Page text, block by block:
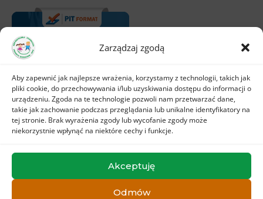
Zarządzaj zgodą
Aby zapewnić jak najlepsze wrażenia, korzystamy z technologii, takich jak
pliki cookie, do przechowywania i/lub uzyskiwania dostępu do informacji o
urządzeniu. Zgoda na te technologie pozwoli nam przetwarzać dane,
takie jak zachowanie podczas przeglądania lub unikalne identyfikatory na
tej stronie. Brak wyrażenia zgody lub wycofanie zgody może
niekorzystnie wpłynąć na niektóre cechy i funkcje.
Akceptuję
Odmów